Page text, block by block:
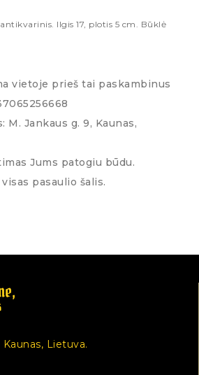
Ilgis 17, plotis 5 cm. Būklė
vietoje prieš tai paskambinus
M. Jankaus g. 9, Kaunas,
Jums patogiu būdu.
pasaulio šalis.
Lietuva.